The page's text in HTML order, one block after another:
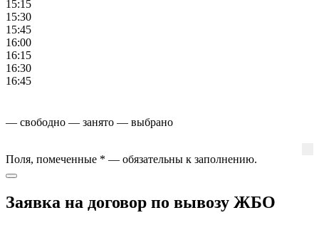
15:15
15:30
15:45
16:00
16:15
16:30
16:45
— свободно — занято — выбрано
Поля, помеченные * — обязательны к заполнению.
Заявка на договор по вывозу ЖБО